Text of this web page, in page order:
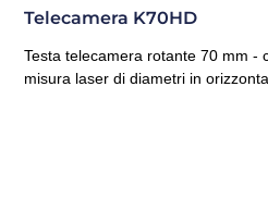
Telecamera K70HD
Testa telecamera rotante 70 mm -
misura laser di diametri in